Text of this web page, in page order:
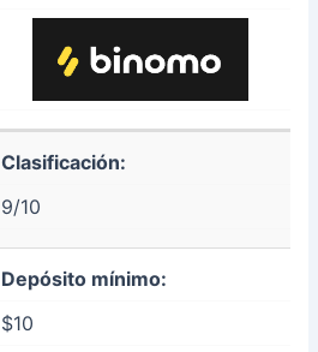
Clasificación:
9/10
Depósito mínimo:
$10